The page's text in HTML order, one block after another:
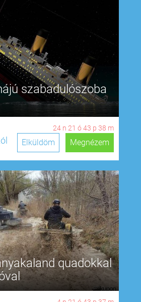
szabadulószoba
24 n 21 ó43 p 37 m
Megnézem
Elküldöm
quadokkal